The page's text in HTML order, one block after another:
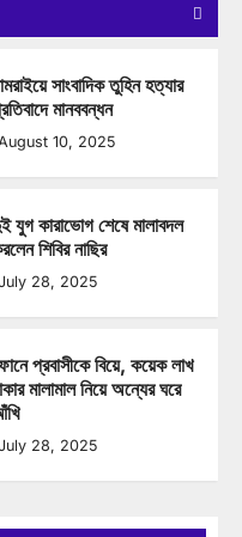
সাংবাদিক তুহিন হত্যার
মানববন্ধন
10, 2025
যুগ কারাভোগ শেষে মালাবদল
শিবির নাছির
28, 2025
প্রবাসীকে বিয়ে, কয়েক লাখ
মালামাল নিয়ে অন্যের ঘরে
28, 2025